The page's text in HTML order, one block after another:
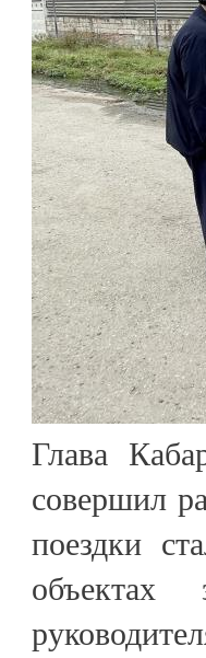
Глава
совершил
поездки
объектах